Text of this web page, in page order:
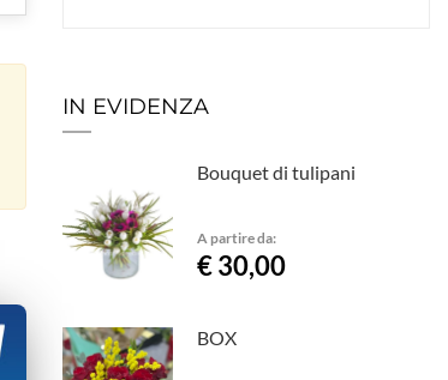
IN EVIDENZA
Bouquet di tulipani
A partire da:
€ 30,00
BOX